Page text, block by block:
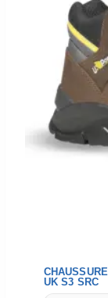
UK S3 SRC